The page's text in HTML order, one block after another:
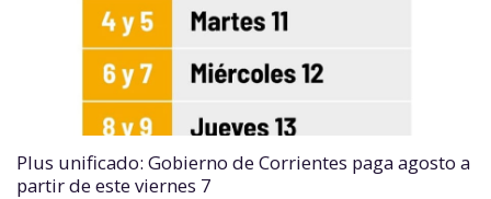
Plus unificado: Gobierno de Corrientes paga agosto a
partir de este viernes 7